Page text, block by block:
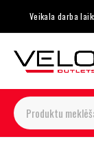
Veikala darba